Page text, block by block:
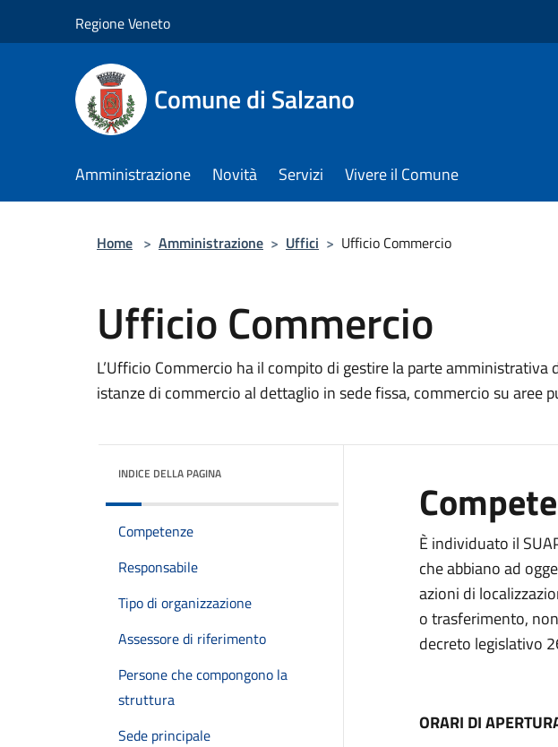
Regione Veneto
Comune di Salzano
Amministrazione Novità Servizi Vivere il Comune
Home > Amministrazione > Uffici > Ufficio Commercio
Ufficio Commercio
L’Ufficio Commercio ha il compito di gestire la parte amministrativa
istanze di commercio al dettaglio in sede fissa, commercio su aree
INDICE DELLA PAGINA
Competenze
Responsabile
Tipo di organizzazione
Assessore di riferimento
Persone che compongono la
struttura
Sede principale
È individuato il
che abbiano ad
azioni di
o trasferimento,
decreto legislativo
ORARI DI